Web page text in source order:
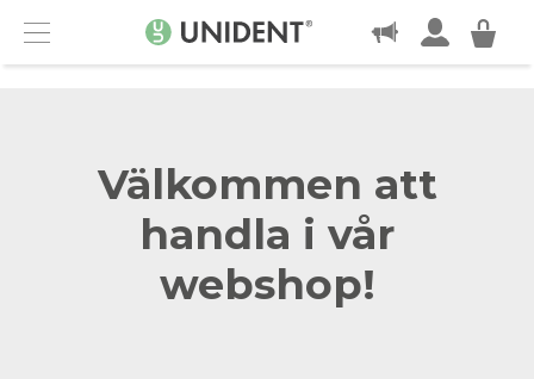
Menu
KONTAKT
Välkommen att
handla i vår
webshop!